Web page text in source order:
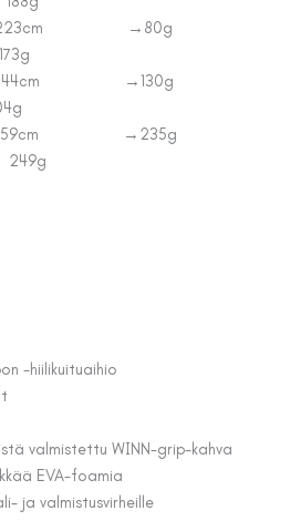
→80g
→130g
→235g
-hiilikuituaihio
valmistettu WINN-grip-kahva
EVA-foamia
ja valmistusvirheille